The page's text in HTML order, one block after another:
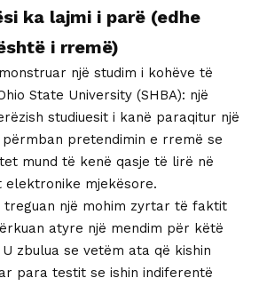
ka lajmi i parë (edhe
i rremë)
një studim i kohëve të
State University (SHBA): një
studiuesit i kanë paraqitur një
pretendimin e rremë se
mund të kenë qasje të lirë në
mjekësore.
treguan një mohim zyrtar të faktit
atyre një mendim për këtë
zbulua se vetëm ata që kishin
para testit se ishin indiferentë